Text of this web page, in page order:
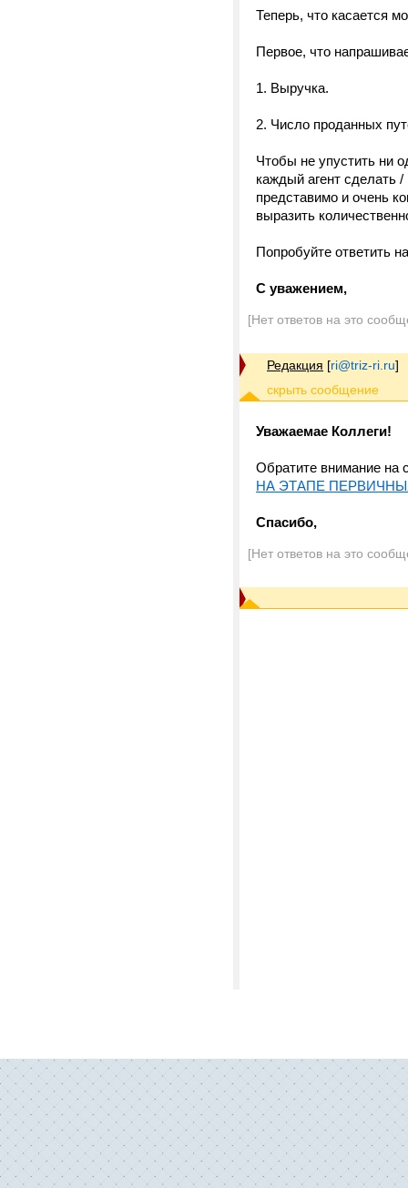
Теперь, что касается
Первое, что
1. Выручка.
2. Число проданных
Чтобы не упустить ни
каждый агент сделать
представимо и очень
выразить
Попробуйте ответить
С уважением,
[Нет ответов на это
Редакция [ri@triz-ri.ru]
Уважаемае Коллеги!
Обратите внимание на
НА ЭТАПЕ
Спасибо,
[Нет ответов на это